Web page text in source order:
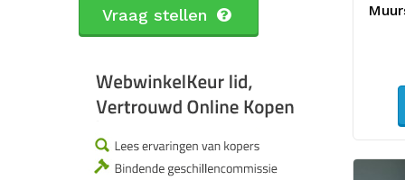
Vraag stellen